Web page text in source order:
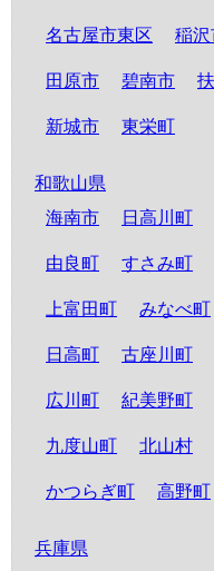
名古屋市東区 稲沢
田原市 碧南市
新城市 東栄町
和歌山県
海南市
日高川町
由良町 すさみ町
上富田町 みなべ町
日高町 古座川町
広川町 紀美野町
九度山町 北山村
かつらぎ町 高野町
兵庫県